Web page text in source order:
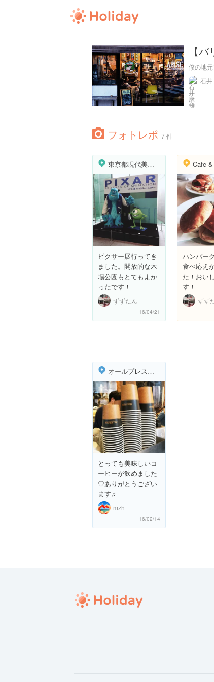
【
僕の地
石井
フォトレポ 7 件
東京都現代美術館
ピクサー展行ってき
ました。開放的な木
場公園もとてもよか
ったです！
ずずたん
16/04/21
Cafe
ハンバー
食べ応え
た！おい
す！
ずず
オールプレス・エスプレッソ 東京ロースタリー＆カフェ
とっても美味しいコ
ーヒーが飲めました
♡ありがとうござい
ます♬
mzh
16/02/14